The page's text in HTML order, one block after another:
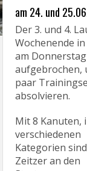
am 24. und
Der 3. und 4.
Wochenende
am
aufgebrochen,
paar
absolvieren.
Mit 8 Kanuten,
verschiedenen
Kategorien
Zeitzer an den